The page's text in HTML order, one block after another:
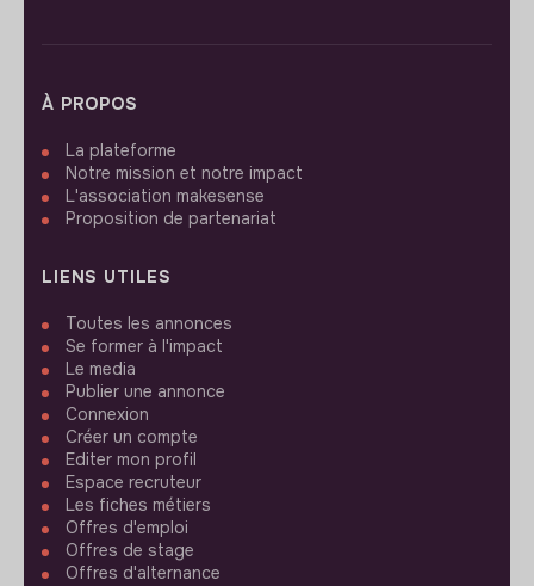
À PROPOS
La plateforme
Notre mission et notre impact
L'association makesense
Proposition de partenariat
LIENS UTILES
Toutes les annonces
Se former à l'impact
Le media
Publier une annonce
Connexion
Créer un compte
Editer mon profil
Espace recruteur
Les fiches métiers
Offres d'emploi
Offres de stage
Offres d'alternance